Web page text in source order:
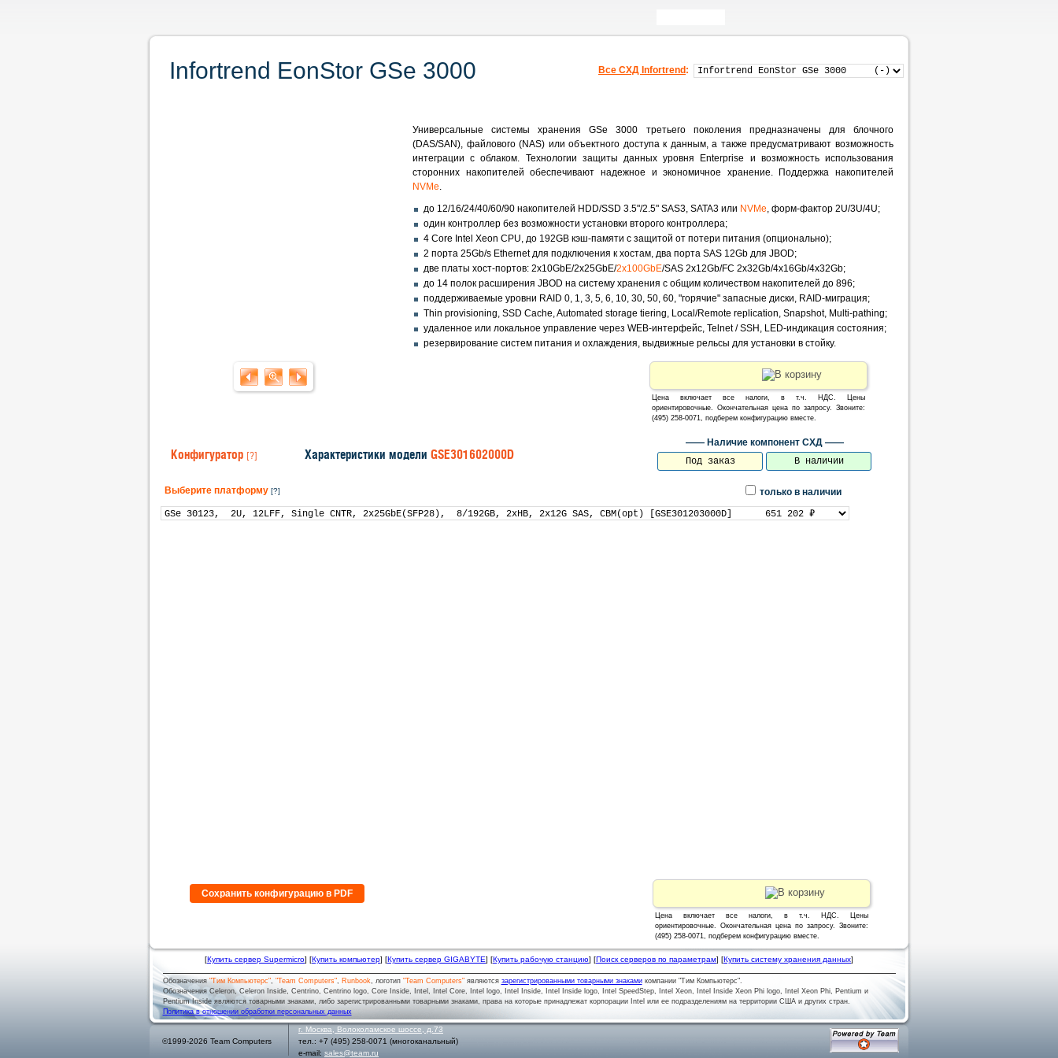
Infortrend EonStor GSe 3000 Все СХД Infortrend :
Универсальные системы хранения GSe 3000 третьего поколения предназначены для блочного
(DAS/SAN), файлового (NAS) или объектного доступа к данным, а также предусматривают возможность
интеграции с облаком. Технологии защиты данных уровня Enterprise и возможность использования
сторонних накопителей обеспечивают надежное и экономичное хранение. Поддержка накопителей
NVMe.
до 12/16/24/40/60/90 накопителей HDD/SSD 3.5"/2.5" SAS3, SATA3 или NVMe, форм-фактор 2U/3U/4U;
один контроллер без возможности установки второго контроллера;
4 Core Intel Xeon CPU, до 192GB кэш-памяти с защитой от потери питания (опционально);
2 порта 25Gb/s Ethernet для подключения к хостам, два порта SAS 12Gb для JBOD;
две платы хост-портов: 2x10GbE/2x25GbE/2x100GbE/SAS 2x12Gb/FC 2x32Gb/4x16Gb/4x32Gb;
до 14 полок расширения JBOD на систему хранения с общим количеством накопителей до 896;
поддерживаемые уровни RAID 0, 1, 3, 5, 6, 10, 30, 50, 60, "горячие" запасные диски, RAID-миграция;
Thin provisioning, SSD Cache, Automated storage tiering, Local/Remote replication, Snapshot, Multi-pathing;
удаленное или локальное управление через WEB-интерфейс, Telnet / SSH, LED-индикация состояния;
резервирование систем питания и охлаждения, выдвижные рельсы для установки в стойку.
Цена включает все налоги, в т.ч. НДС. Цены
ориентировочные. Окончательная цена по запросу. Звоните:
(495) 258-0071, подберем конфигурацию вместе.
Конфигуратор [?] Характеристики модели GSE301602000D
—— Наличие компонент СХД ——
Под заказ
В наличии
Выберите платформу [?] только в наличии
Цена включает все налоги, в т.ч. НДС. Цены
ориентировочные. Окончательная цена по запросу. Звоните:
(495) 258-0071, подберем конфигурацию вместе.
Сохранить конфигурацию в PDF
[Купить сервер Supermicro] [Купить компьютер] [Купить сервер GIGABYTE] [Купить рабочую станцию] [Поиск серверов по параметрам] [Купить систему хранения данных]
Обозначения"Тим Компьютерс", "Team Computers", Runbook, логотип "Team Computers"являются зарегистрированными товарными знакамикомпании "Тим Компьютерс".
Обозначения Celeron, Celeron Inside, Centrino, Centrino logo, Core Inside, Intel, Intel Core, Intel logo, Intel Inside, Intel Inside logo, Intel SpeedStep, Intel Xeon, Intel Inside Xeon Phi logo, Intel Xeon Phi, Pentium и
Pentium Inside являются товарными знаками, либо зарегистрированными товарными знаками, права на которые принадлежат корпорации Intel или ее подразделениям на территории США и других стран.
Политика в отношении обработки персональных данных
©1999-2026 Team Computers
г. Москва
Волоколамское шоссе, д.73
тел.: +7 (495) 258-0071 (многоканальный)
e-mail: sales@team.ru